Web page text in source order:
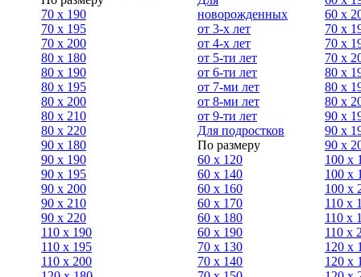
70 х 190
70 х 195
70 х 200
80 х 180
80 х 190
80 х 195
80 х 200
80 x 210
80 x 220
90 x 180
90 х 190
90 х 195
90 х 200
90 x 210
90 x 220
110 x 190
110 x 195
110 x 200
новорожденных
от 3-х лет
от 4-х лет
от 5-ти лет
от 6-ти лет
от 7-ми лет
от 8-ми лет
от 9-ти лет
Для подростков
По размеру
60 х 120
60 х 140
60 х 160
60 х 170
60 х 180
60 х 190
70 х 130
70 х 140
60 х
70 x
70 х
70 x
80 x
80 x
80 x
90 x
90 x
90 x
100 x
100 х
100 x
110 x
110 х
110 х
120 х
120 х